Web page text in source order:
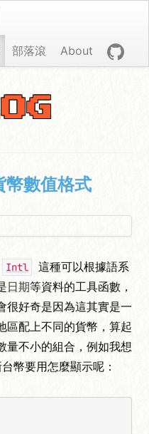
部落滾 About
數值格式
Intl
這種可以根據語系
日期等資料的工具函數，
很好奇是因為這其實是一
區配上不同的貨幣，算起
量不小的組合，例如我想
幣要用怎麼顯示呢：